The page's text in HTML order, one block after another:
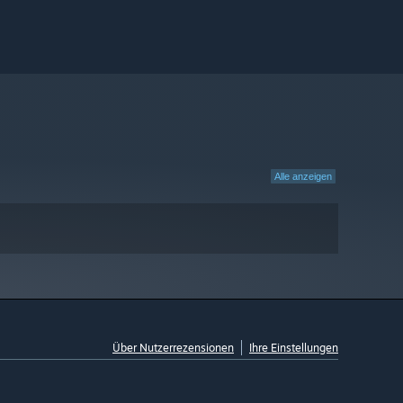
Alle anzeigen
Über Nutzerrezensionen Ihre Einstellungen